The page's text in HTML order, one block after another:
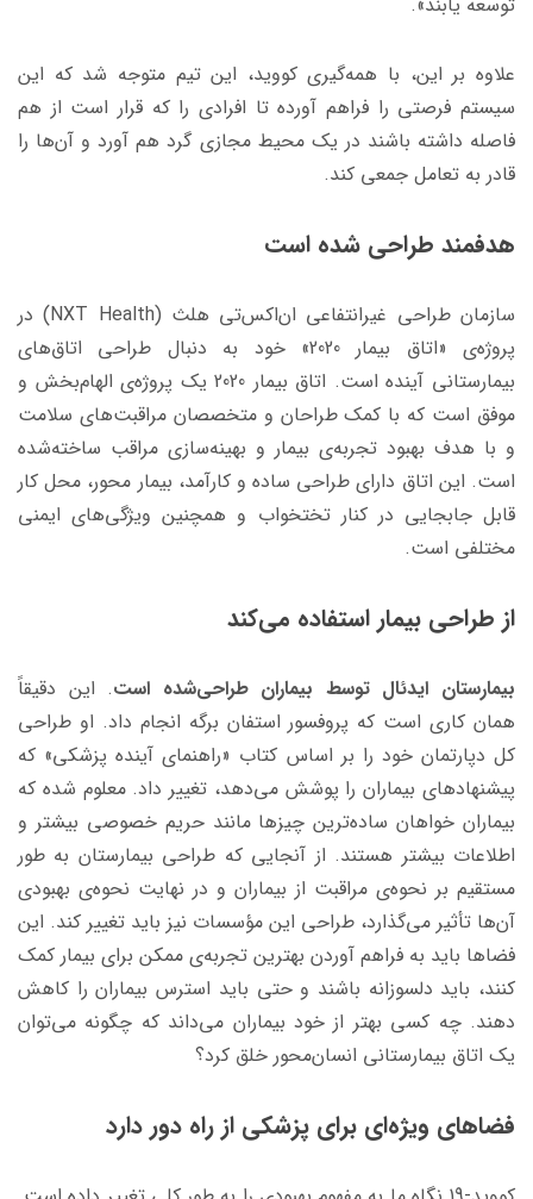
علاوه بر این، با همه‌گیری کووید، این تیم متوجه شد که این
سیستم فرصتی را فراهم آورده تا افرادی را که قرار است از هم
فاصله داشته باشند در یک محیط مجازی گرد هم آورد و آن‌ها را
قادر به تعامل جمعی کند.
هدفمند طراحی شده است
سازمان طراحی غیرانتفاعی ان‌اکس‌تی هلث (NXT Health) در
پروژه‌ی «اتاق بیمار 2020» خود به دنبال طراحی اتاق‌های
بیمارستانی آینده‌ است. اتاق بیمار 2020 یک پروژه‌ی الهام‌بخش و
موفق است که با کمک طراحان و متخصصان مراقبت‌های سلامت
و با هدف بهبود تجربه‌ی بیمار و بهینه‌سازی مراقب ساخته‌شده
است. این اتاق دارای طراحی ساده و کارآمد، بیمار محور، محل کار
قابل جابجایی در کنار تختخواب و همچنین ویژگی‌های ایمنی
مختلفی است.
از طراحی بیمار استفاده می‌کند
بیمارستان ایدئال توسط بیماران طراحی‌شده است. این دقیقاً
همان کاری است که پروفسور استفان برگه انجام داد. او طراحی
کل دپارتمان خود را بر اساس کتاب «راهنمای آینده پزشکی» که
پیشنهادهای بیماران را پوشش می‌دهد، تغییر داد. معلوم شده که
بیماران خواهان ساده‌ترین چیزها مانند حریم خصوصی بیشتر و
اطلاعات بیشتر هستند. از آنجایی ‌که طراحی بیمارستان به طور
مستقیم بر نحوه‌ی مراقبت از بیماران و در نهایت نحوه‌ی بهبودی
آن‌ها تأثیر می‌گذارد، طراحی این مؤسسات نیز باید تغییر کند. این
فضاها باید به فراهم آوردن بهترین تجربه‌ی ممکن برای بیمار کمک
کنند، باید دلسوزانه باشند و حتی باید استرس بیماران را کاهش
دهند. چه کسی بهتر از خود بیماران می‌داند که چگونه می‌توان
یک اتاق بیمارستانی انسان‌محور خلق کرد؟
فضاهای ویژه‌ای برای پزشکی از راه دور دارد